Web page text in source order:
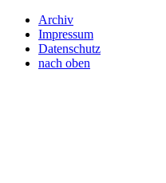
Archiv
Impressum
Datenschutz
nach oben